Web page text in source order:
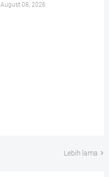
August 08, 2026
Lebih lama